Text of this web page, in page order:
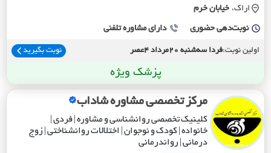
اراک، خيابان خرم
نوبت‌دهی حضوری دارای مشاوره تلفنی
اولین نوبت:فردا سه‌شنبه 20مرداد 4عصر نوبت بگیرید
پزشک ویژه
مرکز تخصصی مشاوره شاداب
کلینیک تخصصی روانشناسی و مشاوره | فردی |
خانواده | کودک و نوجوان | اختلالات روانشناختی | زوج
درمانی | رواندرمانی